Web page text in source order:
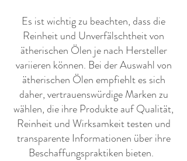
Es ist wichtig zu beachten, dass die
Reinheit und Unverfälschtheit von
ätherischen Ölen je nach Hersteller
variieren können. Bei der Auswahl von
ätherischen Ölen empfiehlt es sich
daher, vertrauenswürdige Marken zu
wählen, die ihre Produkte auf Qualität,
Reinheit und Wirksamkeit testen und
transparente Informationen über ihre
Beschaffungspraktiken bieten. ​ ​